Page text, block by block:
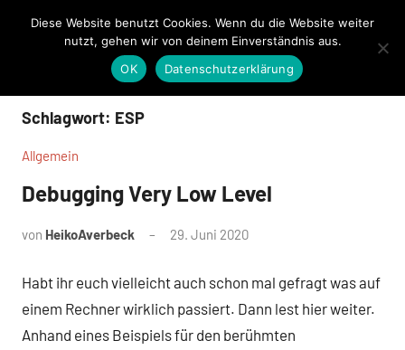
Averbeck
Eine weitere WordPress-Website
Menü
Schlagwort: ESP
Allgemein
Debugging Very Low Level
von HeikoAverbeck 29. Juni 2020
Habt ihr euch vielleicht auch schon mal gefragt was auf
einem Rechner wirklich passiert. Dann lest hier weiter.
Anhand eines Beispiels für den berühmten
Diese Website benutzt Cookies. Wenn du die Website weiter
nutzt, gehen wir von deinem Einverständnis aus.
OK
Datenschutzerklärung